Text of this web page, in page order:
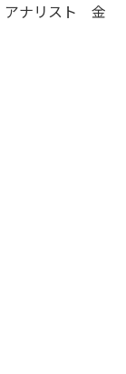
アナリスト 金